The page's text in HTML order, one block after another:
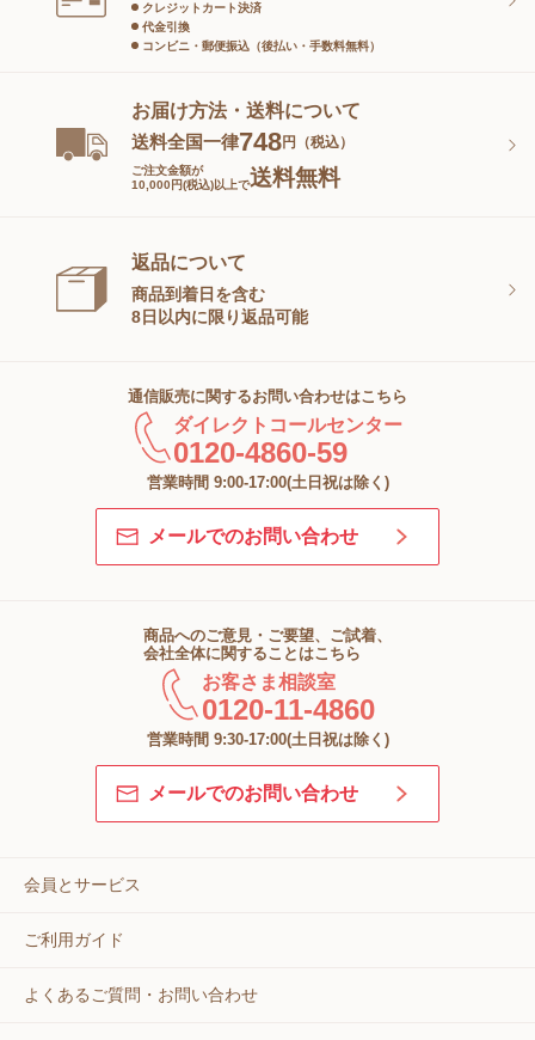
クレジットカート決済
代金引換
コンビニ・郵便振込（後払い・手数料無料）
お届け方法・送料について
送料全国一律748円（税込）
ご注文金額が
10,000円(税込)以上で送料無料
返品について
商品到着日を含む
8日以内に限り返品可能
通信販売に関するお問い合わせはこちら
ダイレクトコールセンター
0120-4860-59
営業時間 9:00-17:00(土日祝は除く)
メールでのお問い合わせ
商品へのご意見・ご要望、ご試着、
会社全体に関することはこちら
お客さま相談室
0120-11-4860
営業時間 9:30-17:00(土日祝は除く)
メールでのお問い合わせ
会員とサービス
ご利用ガイド
よくあるご質問・お問い合わせ